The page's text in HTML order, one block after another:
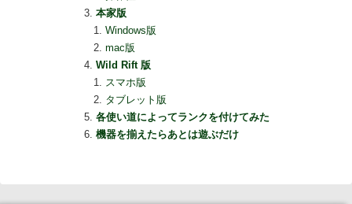
本家版
Windows版
mac版
Wild Rift 版
スマホ版
タブレット版
各使い道によってランクを付けてみた
機器を揃えたらあとは遊ぶだけ